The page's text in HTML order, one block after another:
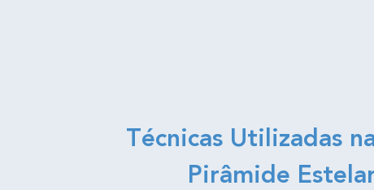
Técnicas Utilizadas
Pirâmide